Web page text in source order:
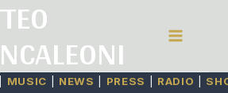
MUSIC NEWS PRESS RADIO